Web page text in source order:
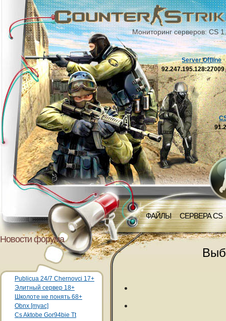
Мониторинг серверов: CS
ФАЙЛЫ СЕРВЕРА CS
Server Offline
92.247.195.128:27009
Новости форума
Publicua 24/7 Chernovci 17+
Элитный сервер 18+
Школоте не понять 68+
Obnx [myac]
Cs Aktobe Gor94bie Tt